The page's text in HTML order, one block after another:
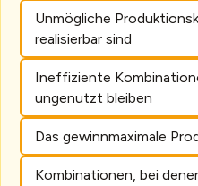
Unmögliche
realisierbar sind
Ineffiziente
ungenutzt bleiben
Das gewinnmaximale
Kombinationen, bei